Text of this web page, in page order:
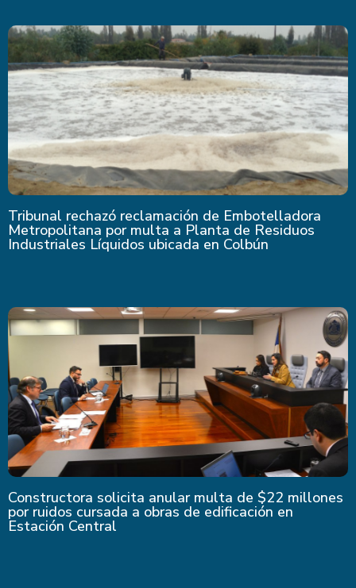
Tribunal rechazó reclamación de Embotelladora
Metropolitana por multa a Planta de Residuos
Industriales Líquidos ubicada en Colbún
Constructora solicita anular multa de $22 millones
por ruidos cursada a obras de edificación en
Estación Central